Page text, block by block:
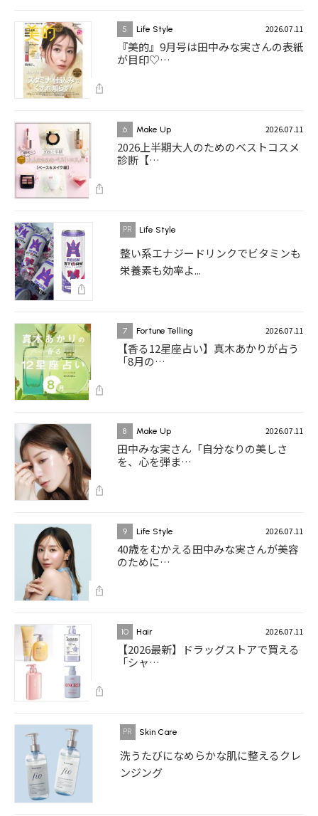
5 Life Style 2026.07.11
『美的』9月号は田中みな実さんの表紙
が目印♡…
6 Make Up 2026.07.11
2026上半期大人のためのベストコスメ
診断【…
Life Style
整い系エナジードリンクでビタミンも
栄養素も効率よ...
7 Fortune Telling 2026.07.11
【香る12星座占い】真木あかりが占う
「8月の…
8 Make Up 2026.07.11
田中みな実さん「自分なりの美しさ
を、心を弾ま…
9 Life Style 2026.07.11
40歳をむかえる田中みな実さんが美容
のために…
10 Hair 2026.07.11
【2026最新】ドラッグストアで買える
「シャ…
Skin Care
洗うたびになめらかな肌に整えるクレ
ンジング